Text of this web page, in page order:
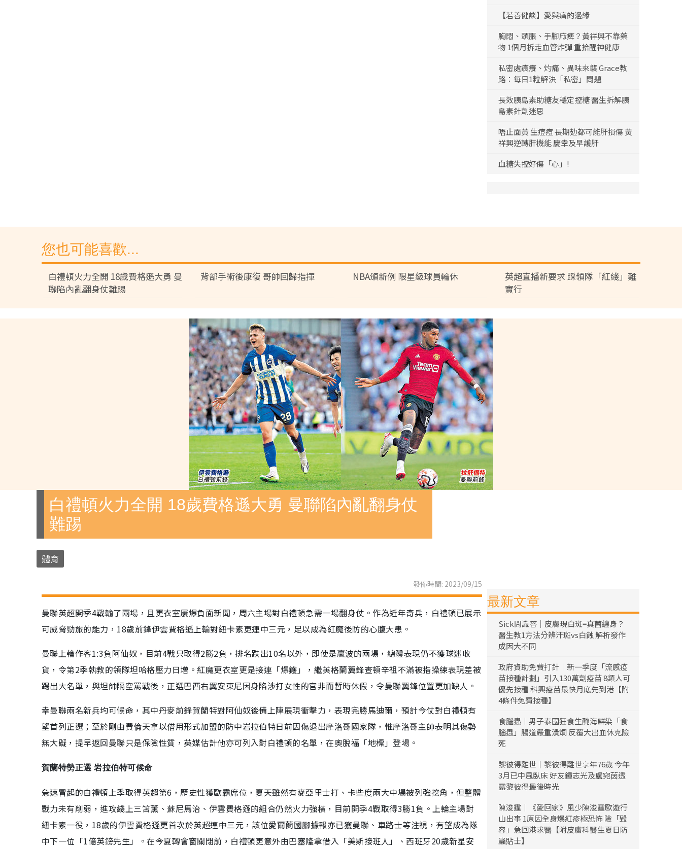
【若善健談】愛與痛的邊緣
胸悶、頭脹、手腳麻痺？黃祥興不靠藥
物 1個月拆走血管炸彈 重拾醒神健康
私密處痕癢、灼痛、異味來襲 Grace教
路：每日1粒解決「私密」問題
長效胰島素助糖友穩定控糖 醫生拆解胰
島素針劑迷思
唔止面黃 生痘痘 長期攰都可能肝損傷 黃
祥興逆轉肝機能 慶幸及早護肝
血糖失控好傷「心」!
您也可能喜歡...
白禮頓火力全開 18歲費格遜大勇 曼
聯陷內亂翻身仗難踢
背部手術後康復 哥帥回歸指揮 NBA頒新例 限星級球員輪休
英超直播新要求 踩領隊「紅綫」難
實行
白禮頓火力全開 18歲費格遜大勇 曼聯陷內亂翻身仗
難踢
體育
發佈時間: 2023/09/15
曼聯英超開季4戰輸了兩場，且更衣室屢爆負面新聞，周六主場對白禮頓急需一場翻身仗。作為近年奇兵，白禮頓已展示
可威脅勁旅的能力，18歲前鋒伊雲費格遜上輪對紐卡素更連中三元，足以成為紅魔後防的心腹大患。
曼聯上輪作客1:3負阿仙奴，目前4戰只取得2勝2負，排名跌出10名以外，即使是贏波的兩場，總體表現仍不獲球迷收
貨，令第2季執教的領隊坦哈格壓力日增。紅魔更衣室更是接連「爆鑊」，繼英格蘭翼鋒查頓辛祖不滿被指操練表現差被
踢出大名單，與坦帥隔空罵戰後，正選巴西右翼安東尼因身陷涉打女性的官非而暫時休假，令曼聯翼鋒位置更加缺人。
幸曼聯兩名新兵均可候命，其中丹麥前鋒賀蘭特對阿仙奴後備上陣展現衝擊力，表現完勝馬迪爾，預計今仗對白禮頓有
望首列正選；至於剛由費倫天拿以借用形式加盟的防中岩拉伯特日前因傷退出摩洛哥國家隊，惟摩洛哥主帥表明其傷勢
無大礙，提早返回曼聯只是保險性質，英媒估計他亦可列入對白禮頓的名單，在奧脫福「地標」登場。
賀蘭特勢正選 岩拉伯特可候命
急速冒起的白禮頓上季取得英超第6，歷史性獲歐霸席位，夏天雖然有麥亞里士打、卡些度兩大中場被列強挖角，但整體
戰力未有削弱，進攻綫上三笘薰、蘇尼馬治、伊雲費格遜的組合仍然火力強橫，目前開季4戰取得3勝1負。上輪主場對
紐卡素一役，18歲的伊雲費格遜更首次於英超連中三元，該位愛爾蘭國腳據報亦已獲曼聯、車路士等注視，有望成為隊
中下一位「1億英鎊先生」。在今夏轉會窗關閉前，白禮頓更意外由巴塞隆拿借入「美斯接班人」、西班牙20歲新星安
最新文章
Sick問識答｜皮膚現白斑=真菌纏身？
醫生教1方法分辨汗斑vs白蝕 解析發作
成因大不同
政府資助免費打針｜新一季度「流感疫
苗接種計劃」引入130萬劑疫苗 8類人可
優先接種 科興疫苗最快月底先到港【附
4條件免費接種】
食腦蟲｜男子泰國狂食生醃海鮮染「食
腦蟲」腸道嚴重潰爛 反覆大出血休克險
死
黎彼得離世｜黎彼得離世享年76歲 今年
3月已中風臥床 好友鍾志光及盧宛茵透
露黎彼得最後時光
陳浚霆｜《愛回家》風少陳浚霆歐遊行
山出事 1原因全身爆紅疹極恐怖 險「毀
容」急回港求醫【附皮膚科醫生夏日防
蟲貼士】